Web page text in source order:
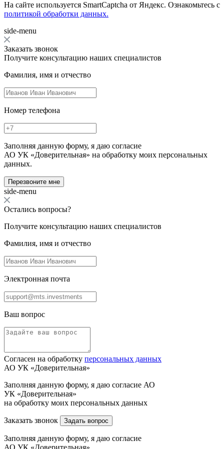
На сайте используется SmartCaptcha от Яндекс. Ознакомьтесь с
политикой обработки данных.
side-menu
Заказать звонок
Получите консультацию наших специалистов
Фамилия, имя и отчество
Номер телефона
Заполняя данную форму, я даю согласие
АО УК «Доверительная» на обработку моих персональных
данных.
Перезвоните мне
side-menu
Остались вопросы?
Получите консультацию наших специалистов
Фамилия, имя и отчество
Электронная почта
Ваш вопрос
Согласен на обработку персональных данных
АО УК «Доверительная»
Заполняя данную форму, я даю согласие АО
УК «Доверительная»
на обработку моих персональных данных
Заказать звонок Задать вопрос
Заполняя данную форму, я даю согласие